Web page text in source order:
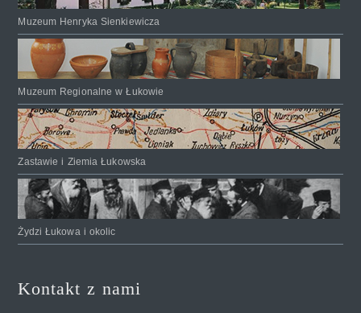
Muzeum Henryka Sienkiewicza
Muzeum Regionalne w Łukowie
Zastawie i Ziemia Łukowska
Żydzi Łukowa i okolic
Kontakt z nami